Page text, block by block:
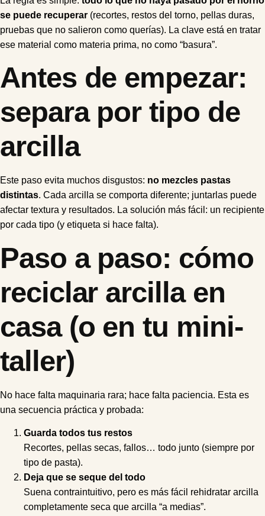
se puede recuperar (recortes, restos del torno, pellas duras,
pruebas que no salieron como querías). La clave está en tratar
ese material como materia prima, no como “basura”.
Antes de empezar:
separa por tipo de
arcilla
Este paso evita muchos disgustos: no mezcles pastas
distintas. Cada arcilla se comporta diferente; juntarlas puede
afectar textura y resultados. La solución más fácil: un recipiente
por cada tipo (y etiqueta si hace falta).
Paso a paso: cómo
reciclar arcilla en
casa (o en tu mini-
taller)
No hace falta maquinaria rara; hace falta paciencia. Esta es
una secuencia práctica y probada:
Guarda todos tus restos
Recortes, pellas secas, fallos… todo junto (siempre por
tipo de pasta).
Deja que se seque del todo
Suena contraintuitivo, pero es más fácil rehidratar arcilla
completamente seca que arcilla “a medias”.